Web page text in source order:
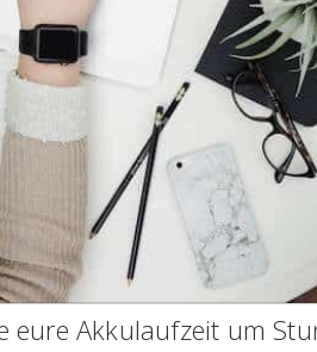
eure Akkulaufzeit um